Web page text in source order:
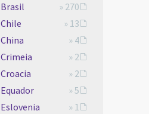
Brasil
» 270
Chile
» 13
China
» 4
Crimeia
» 2
Croacia
» 2
Equador
» 5
Eslovenia
» 1